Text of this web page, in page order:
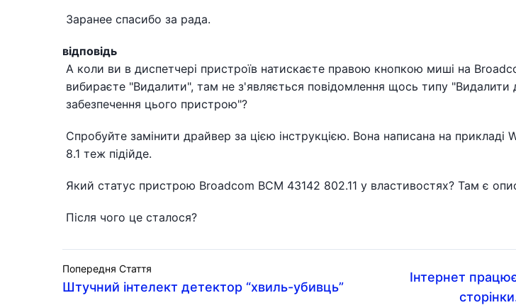
Заранее спасибо за рада.
відповідь
А коли ви в диспетчері пристроїв натискаєте правою кнопкою миші на
вибираєте "Видалити", там не з'являється повідомлення щось типу "Видалити
забезпечення цього пристрою"?
Спробуйте замінити драйвер за цією інструкцією. Вона написана на прикладі
8.1 теж підійде.
Який статус пристрою Broadcom BCM 43142 802.11 у властивостях? Там є
Після чого це сталося?
Попередня Стаття
Штучний інтелект детектор “хвиль-убивць”
Інтернет